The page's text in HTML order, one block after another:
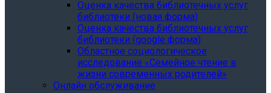
Oценка качества библиотечных услуг
библиотеки (новая форма)
Oценка качества библиотечных услуг
библиотеки (google форма)
Областное социологическое
исследование «Семейное чтение в
жизни современных родителей»
Онлайн обслуживание